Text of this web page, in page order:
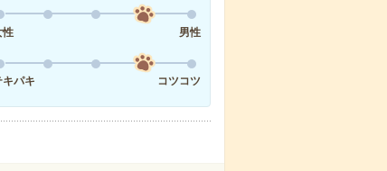
性
男性
キパキ
コツコツ